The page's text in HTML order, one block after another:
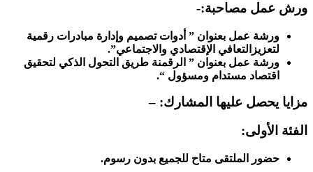
ورش عمل مصاحبة:-
ورشة عمل بعنوان ” أدوات تصميم وإدارة مبادرات رقمية
لتعزيزالتعافي الإقتصادي والاجتماعي”.
ورشة عمل بعنوان ” الرقمنة طريق التحول الذكي لتحقيق
اقتصاد مستدام ومسؤول “.
مزايا يحصل عليها المشارك: –
الفئة الأولى:
حضور الملتقى متاح للجميع بدون رسوم.